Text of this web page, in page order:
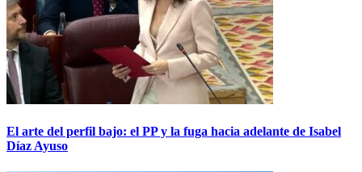
El arte del perfil bajo: el PP y la fuga hacia adelante de Isabel
Díaz Ayuso